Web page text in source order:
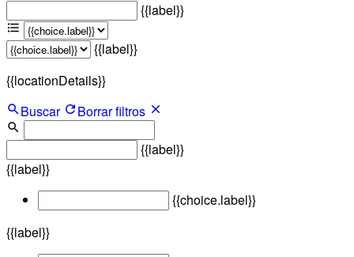
{{label}}
{{label}}
{{locationDetails}}
Buscar
Borrar filtros
{{label}}
{{label}}
{{choice.label}}
{{label}}